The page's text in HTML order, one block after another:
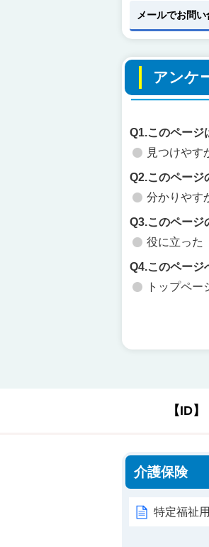
メールでお問
アンケ
Q1.このページ
見つけやす
Q2.このページ
分かりやす
Q3.このページ
役に立った
Q4.このページ
トップペー
【ID】
介護保険
特定福祉